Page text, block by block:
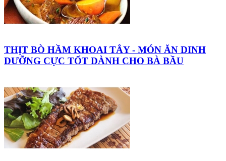
THỊT BÒ HẦM KHOAI TÂY - MÓN ĂN DINH
DƯỠNG CỰC TỐT DÀNH CHO BÀ BẦU